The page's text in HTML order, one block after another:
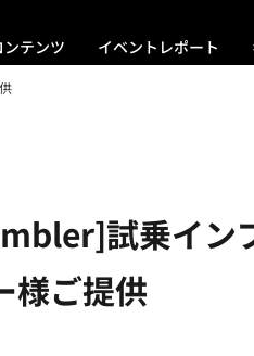
テンツ イベントレポート
試乗イ
様ご提供